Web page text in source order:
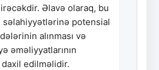
Əlavə olaraq, bu
səlahiyyətlərinə potensial
alınması və
əməliyyatlarının
daxil edilməlidir.